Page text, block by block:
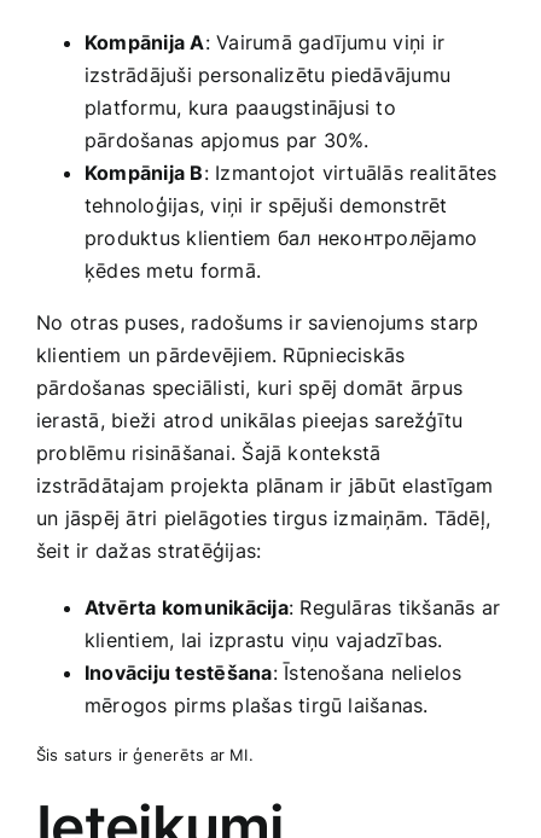
Kompānija A: Vairumā gadījumu⁣ viņi ir
izstrādājuši personalizētu piedāvājumu
platformu, kura paaugstinājusi to
pārdošanas apjomus par 30%.
Kompānija‍ B: ‌Izmantojot‍ virtuālās realitātes
tehnoloģijas,‌ viņi ir spējuši demonstrēt
produktus klientiem бал неконтролējamo
ķēdes metu formā.
No ⁤otras ‍puses, radošums ⁤ir savienojums starp
klientiem⁢ un pārdevējiem. Rūpnieciskās
pārdošanas speciālisti,⁤ kuri‍ spēj domāt ārpus
ierastā, bieži atrod unikālas pieejas sarežģītu
problēmu risināšanai. Šajā ​kontekstā
izstrādātajam projekta plānam ir jābūt elastīgam
un jāspēj ātri pielāgoties tirgus izmaiņām. Tādēļ,
šeit ir dažas‌ stratēģijas:
Atvērta komunikācija: Regulāras tikšanās ar
klientiem, lai izprastu‌ viņu vajadzības.
Inovāciju testēšana: Īstenošana nelielos
mērogos pirms plašas tirgū laišanas.
Šis saturs ir‌ ģenerēts ar MI.